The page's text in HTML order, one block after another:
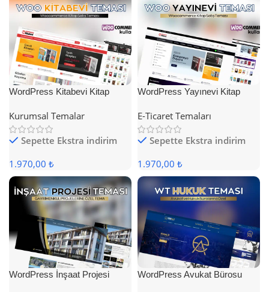
WordPress Kitabevi Kitap
Kurumsal Temalar
Sepette Ekstra indirim
1.970,00 ₺
WordPress Yayınevi Kitap
E-Ticaret Temaları
Sepette Ekstra indirim
1.970,00 ₺
WordPress İnşaat Projesi
WordPress Avukat Bürosu